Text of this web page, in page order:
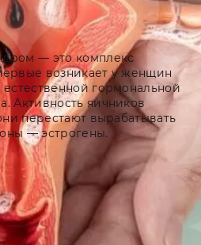
— это комплекс
возникает у женщин
гормональной
Активность яичников
перестают вырабатывать
— эстрогены.